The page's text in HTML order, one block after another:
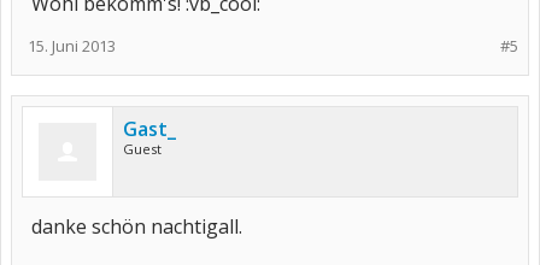
#5
15. Juni 2013
Gast_
Guest
danke schön nachtigall.